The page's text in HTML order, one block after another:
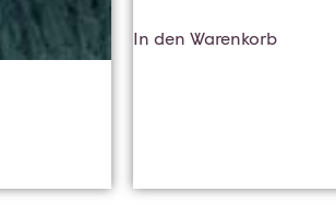
In den Warenkorb